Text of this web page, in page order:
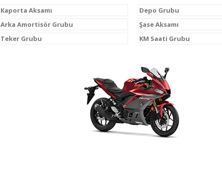
Kaporta Aksamı Depo Grubu
Arka Amortisör Grubu Şase Aksamı
Teker Grubu KM Saati Grubu